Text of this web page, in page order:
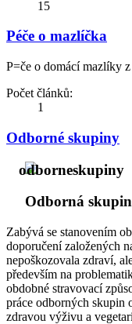
15
Péče o mazlíčka
P=če o domácí mazlíky
Počet článků:
1
Odborné skupiny
Odborná
Zabývá se stanovením
doporučení založených
nepoškozovala zdraví,
především na
obdobné stravovací
práce odborných skupin
zdravou výživu a